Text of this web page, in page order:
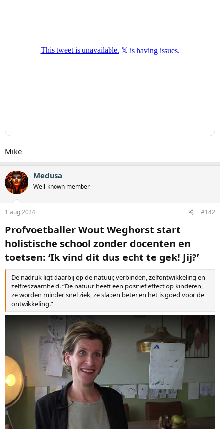
Mike
Medusa
Well-known member
1 aug 2024 #142
Profvoetballer Wout Weghorst start
holistische school zonder docenten en
toetsen: ‘Ik vind dit dus echt te gek! Jij?’​
De nadruk ligt daarbij op de natuur, verbinden, zelfontwikkeling en
zelfredzaamheid. “De natuur heeft een positief effect op kinderen,
ze worden minder snel ziek, ze slapen beter en het is goed voor de
ontwikkeling.”